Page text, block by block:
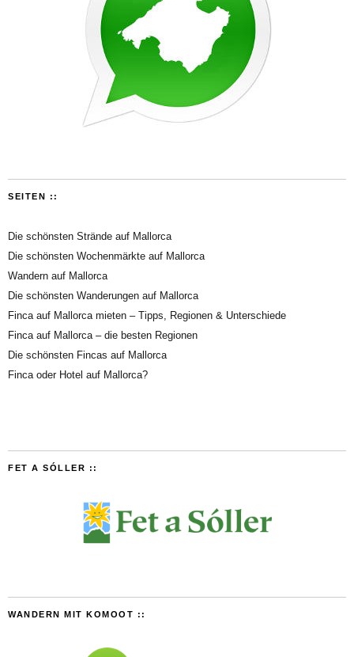
SEITEN ::
Die schönsten Strände auf Mallorca
Die schönsten Wochenmärkte auf Mallorca
Wandern auf Mallorca
Die schönsten Wanderungen auf Mallorca
Finca auf Mallorca mieten – Tipps, Regionen & Unterschiede
Finca auf Mallorca – die besten Regionen
Die schönsten Fincas auf Mallorca
Finca oder Hotel auf Mallorca?
FET A SÓLLER ::
WANDERN MIT KOMOOT ::